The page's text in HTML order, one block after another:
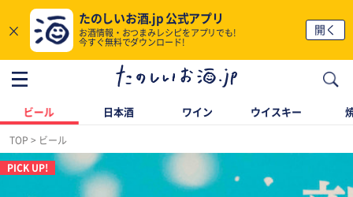
×
たのしいお酒.jp 公式アプリ
お酒情報・おつまみレシピをアプリでも!
今すぐ無料でダウンロード!
開く
ビール 日本酒 ワイン ウイスキー
TOP ビール